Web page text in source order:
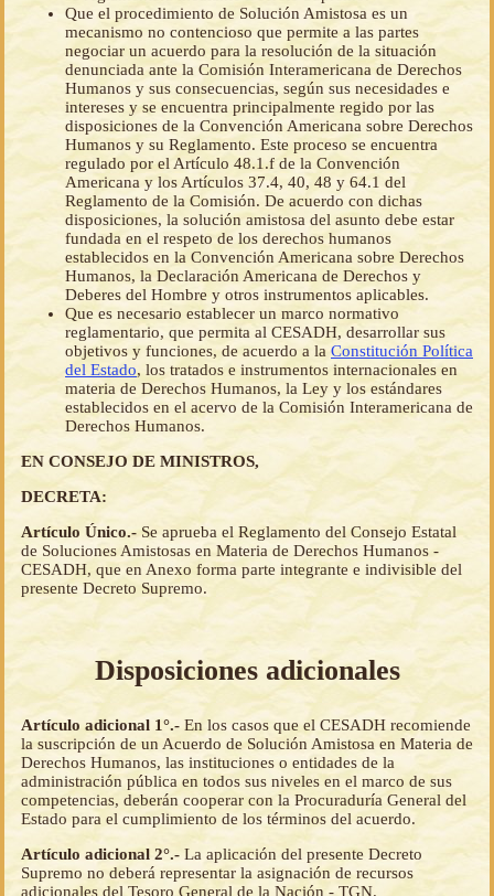
Que el procedimiento de Solución Amistosa es un
mecanismo no contencioso que permite a las partes
negociar un acuerdo para la resolución de la situación
denunciada ante la Comisión Interamericana de Derechos
Humanos y sus consecuencias, según sus necesidades e
intereses y se encuentra principalmente regido por las
disposiciones de la Convención Americana sobre Derechos
Humanos y su Reglamento. Este proceso se encuentra
regulado por el Artículo 48.1.f de la Convención
Americana y los Artículos 37.4, 40, 48 y 64.1 del
Reglamento de la Comisión. De acuerdo con dichas
disposiciones, la solución amistosa del asunto debe estar
fundada en el respeto de los derechos humanos
establecidos en la Convención Americana sobre Derechos
Humanos, la Declaración Americana de Derechos y
Deberes del Hombre y otros instrumentos aplicables.
Que es necesario establecer un marco normativo
reglamentario, que permita al CESADH, desarrollar sus
objetivos y funciones, de acuerdo a la Constitución Política
del Estado, los tratados e instrumentos internacionales en
materia de Derechos Humanos, la Ley y los estándares
establecidos en el acervo de la Comisión Interamericana de
Derechos Humanos.
EN CONSEJO DE MINISTROS,
DECRETA:
Artículo Único.- Se aprueba el Reglamento del Consejo Estatal
de Soluciones Amistosas en Materia de Derechos Humanos -
CESADH, que en Anexo forma parte integrante e indivisible del
presente Decreto Supremo.
Disposiciones adicionales
Artículo adicional 1°.- En los casos que el CESADH recomiende
la suscripción de un Acuerdo de Solución Amistosa en Materia de
Derechos Humanos, las instituciones o entidades de la
administración pública en todos sus niveles en el marco de sus
competencias, deberán cooperar con la Procuraduría General del
Estado para el cumplimiento de los términos del acuerdo.
Artículo adicional 2°.- La aplicación del presente Decreto
Supremo no deberá representar la asignación de recursos
adicionales del Tesoro General de la Nación - TGN.